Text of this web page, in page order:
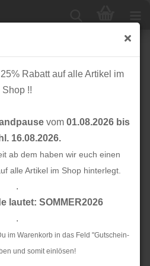
Rabatt auf alle Artikel im
Shop !!
vom 01.08.2026 bis
16.08.2026.
ab dem haben wir euch einen
alle Artikel im Shop hinterlegt.
.
lautet: SOMMER2026
.
im Warenkorb in das Feld "Gutschein-
und somit einlösen!
Twill mit TENCEL™ -